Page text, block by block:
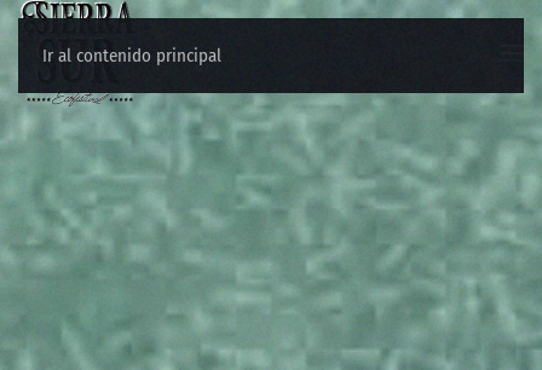
Ir al contenido principal